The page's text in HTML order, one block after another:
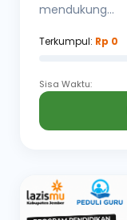
mendukung...
Terkumpul: Rp 0
Sisa Waktu: